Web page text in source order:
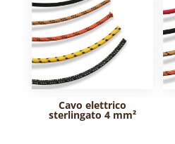
Cavo elettrico
sterlingato 4 mm²